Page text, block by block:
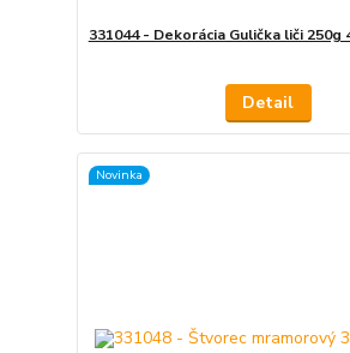
331044 - Dekorácia Gulička liči 250g
Detail
Novinka